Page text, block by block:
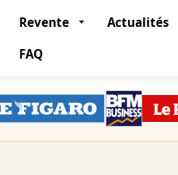
Revente
Actualités
FAQ